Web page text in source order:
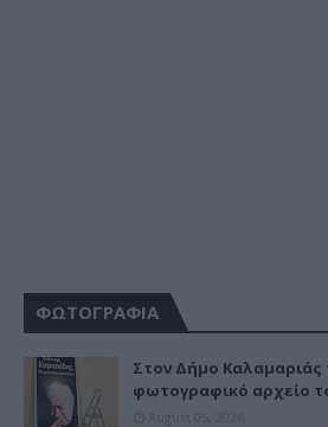
ΦΩΤΟΓΡΑΦΙΑ
Στον Δήμο Καλαμαριάς
φωτογραφικό αρχείο